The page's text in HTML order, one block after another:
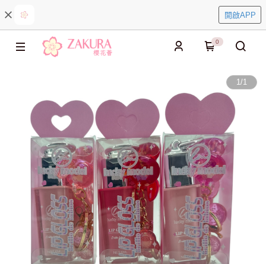
開啟APP
0
1/1